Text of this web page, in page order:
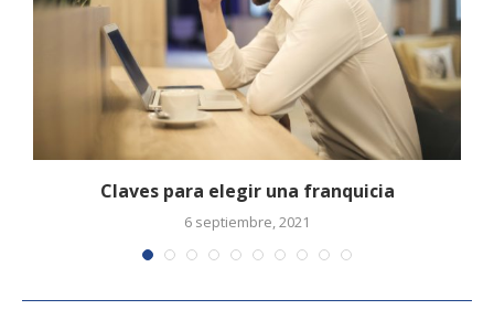
Claves para elegir una franquicia
6 septiembre, 2021